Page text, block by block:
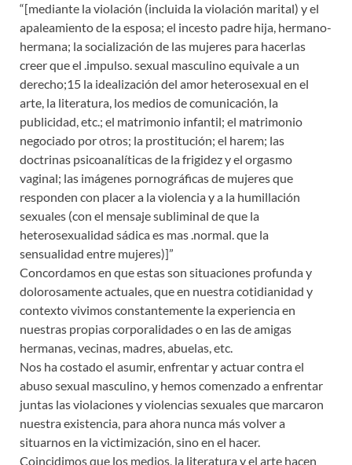
“[mediante la violación (incluida la violación marital) y el
apaleamiento de la esposa; el incesto padre hija, hermano-
hermana; la socialización de las mujeres para hacerlas
creer que el .impulso. sexual masculino equivale a un
derecho;15 la idealización del amor heterosexual en el
arte, la literatura, los medios de comunicación, la
publicidad, etc.; el matrimonio infantil; el matrimonio
negociado por otros; la prostitución; el harem; las
doctrinas psicoanalíticas de la frigidez y el orgasmo
vaginal; las imágenes pornográficas de mujeres que
responden con placer a la violencia y a la humillación
sexuales (con el mensaje subliminal de que la
heterosexualidad sádica es mas .normal. que la
sensualidad entre mujeres)]”
Concordamos en que estas son situaciones profunda y
dolorosamente actuales, que en nuestra cotidianidad y
contexto vivimos constantemente la experiencia en
nuestras propias corporalidades o en las de amigas
hermanas, vecinas, madres, abuelas, etc.
Nos ha costado el asumir, enfrentar y actuar contra el
abuso sexual masculino, y hemos comenzado a enfrentar
juntas las violaciones y violencias sexuales que marcaron
nuestra existencia, para ahora nunca más volver a
situarnos en la victimización, sino en el hacer.
Coincidimos que los medios, la literatura y el arte hacen